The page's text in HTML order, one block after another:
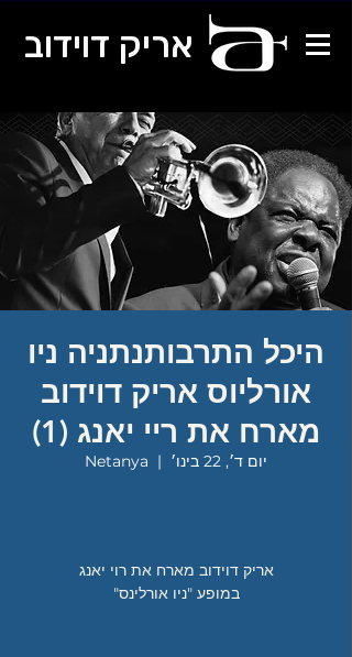
אריק דוידוב
היכל התרבותנתניה ניו
אורליוס אריק דוידוב
מארח את ריי יאנג (1)
יום ד׳, 22 בינו׳
  |
Netanya